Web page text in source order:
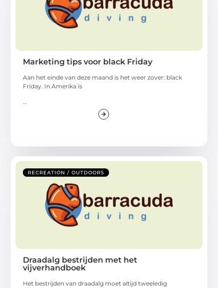
Marketing tips voor black Friday
Aan het einde van deze maand is het weer zover: black
Friday. In Amerika is
...
RECREATION / OUTDOORS
Draadalg bestrijden met het
vijverhandboek
Het bestrijden van draadalg moet altijd tweeledig